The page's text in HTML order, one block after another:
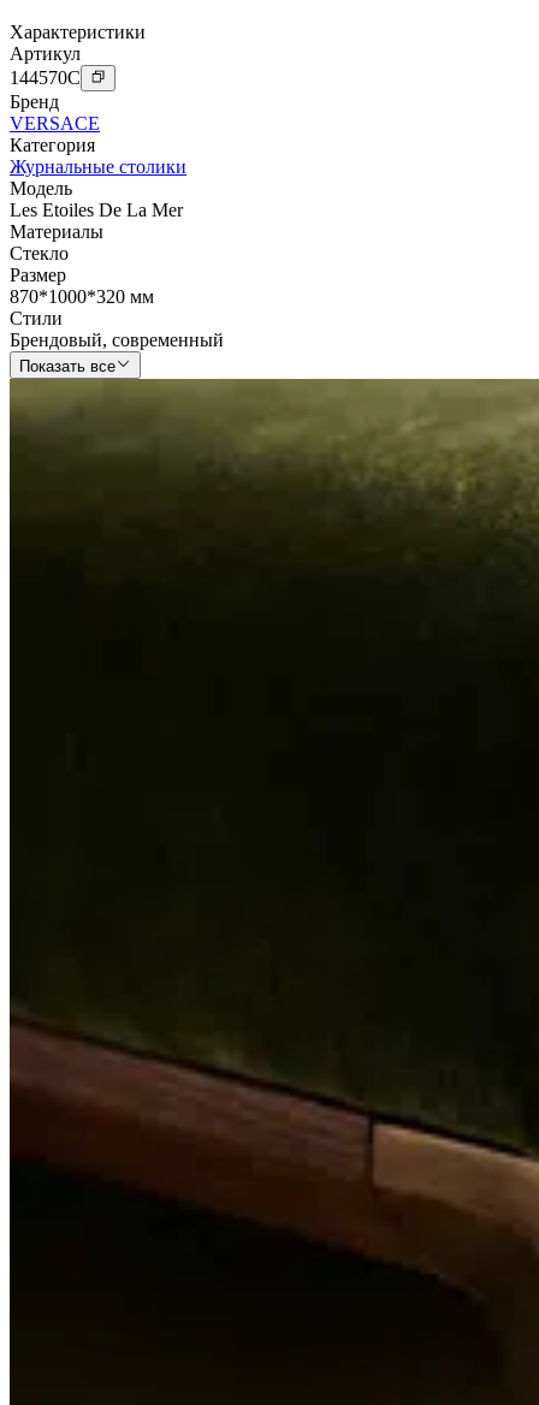
Характеристики
Артикул
144570C
Бренд
VERSACE
Категория
Журнальные столики
Модель
Les Etoiles De La Mer
Материалы
Стекло
Размер
870*1000*320 мм
Стили
Брендовый, современный
Показать все